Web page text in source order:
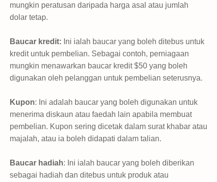
mungkin peratusan daripada harga asal atau jumlah
dolar tetap.
Baucar kredit: Ini ialah baucar yang boleh ditebus untuk
kredit untuk pembelian. Sebagai contoh, perniagaan
mungkin menawarkan baucar kredit $50 yang boleh
digunakan oleh pelanggan untuk pembelian seterusnya.
Kupon: Ini adalah baucar yang boleh digunakan untuk
menerima diskaun atau faedah lain apabila membuat
pembelian. Kupon sering dicetak dalam surat khabar atau
majalah, atau ia boleh didapati dalam talian.
Baucar hadiah: Ini ialah baucar yang boleh diberikan
sebagai hadiah dan ditebus untuk produk atau